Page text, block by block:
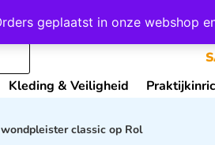
geplaatst in onze webshop
Kleding & Veiligheid
classic op Rol